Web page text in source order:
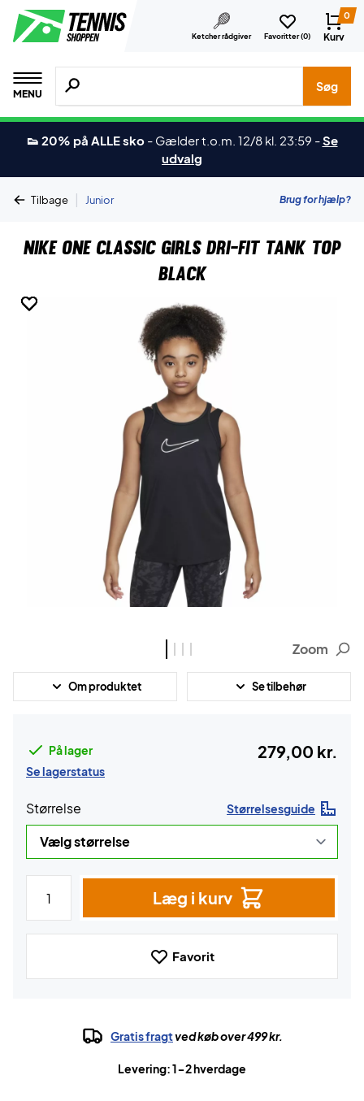
Ketcher rådgiver Favoritter (0)
0
Kurv
MENU
Søg efter produkter, mærker etc.
Søg
👟 20% på ALLE sko - Gælder t.o.m. 12/8 kl. 23:59 -Se
udvalg
Tilbage | Junior Brug for hjælp?
Nike One Classic Girls Dri-FIT Tank Top
Black
Zoom
Om produktet Se tilbehør
På lager
Se lagerstatus
279,00 kr.
Størrelse Størrelsesguide
Læg i kurv
Favorit
Gratis fragtved køb over 499 kr.
Levering: 1-2 hverdage